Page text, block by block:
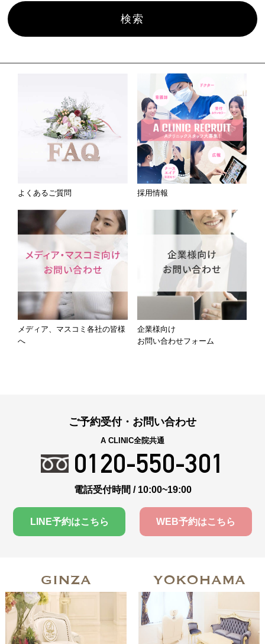
よくあるご質問 採用情報
メディア、マスコミ各社の皆様
へ
企業様向け
お問い合わせフォーム
ご予約受付・お問い合わせ
A CLINIC全院共通
0120-550-301
電話受付時間 / 10:00~19:00
LINE予約はこちら WEB予約はこちら
GINZA YOKOHAMA